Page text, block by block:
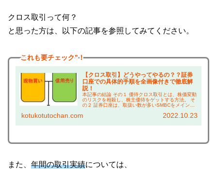
クロス取引って何？
と思った方は、以下の記事を参照してみてください。
これも要チェック”！
【クロス取引】どうやってやるの？？証券
口座での具体的手順を全画像付きで徹底解
説！
本記事の結論 その１ 優待クロス取引とは、株価変動
のリスクを相殺し、株主優待をゲットする方法。 そ
の２ 証券口座は、取扱い数が多いSMBCをメイン、
企業でクロス取引するかは、 本ブログの...
kotukotutochan.com 2022.10.23
また、 年間の取引実績については、